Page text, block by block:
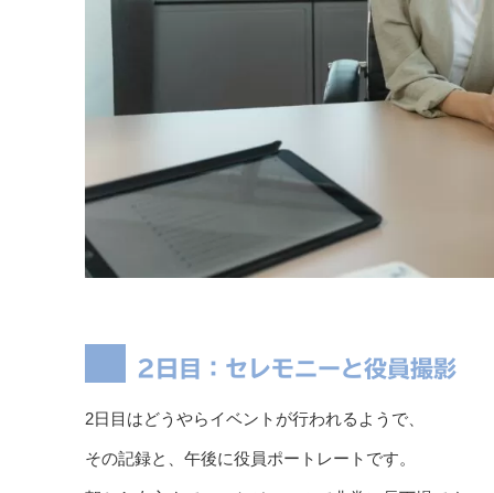
2日目：セレモニーと役員撮影
2日目はどうやらイベントが行われるようで、
その記録と、午後に役員ポートレートです。